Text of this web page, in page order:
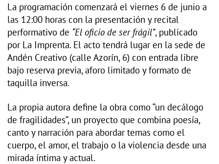
La programación comenzará el viernes 6 de junio a
las 12:00 horas con la presentación y recital
performativo de “El oficio de ser frágil”, publicado
por La Imprenta. El acto tendrá lugar en la sede de
Andén Creativo (calle Azorín, 6) con entrada libre
bajo reserva previa, aforo limitado y formato de
taquilla inversa.
La propia autora define la obra como “un decálogo
de fragilidades”, un proyecto que combina poesía,
canto y narración para abordar temas como el
cuerpo, el amor, el trabajo o la violencia desde una
mirada íntima y actual.